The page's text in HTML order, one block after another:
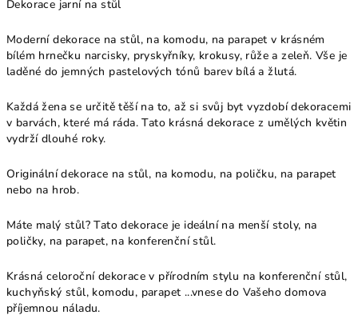
Dekorace jarní na stůl
Moderní dekorace na stůl, na komodu, na parapet v krásném
bílém hrnečku narcisky, pryskyřníky, krokusy, růže a zeleň. Vše je
laděné do jemných pastelových tónů barev bílá a žlutá.
Každá žena se určitě těší na to, až si svůj byt vyzdobí dekoracemi
v barvách, které má ráda. Tato krásná dekorace z umělých květin
vydrží dlouhé roky.
Originální dekorace na stůl, na komodu, na poličku, na parapet
nebo na hrob.
Máte malý stůl? Tato dekorace je ideální na menší stoly, na
poličky, na parapet, na konferenční stůl.
Krásná celoroční dekorace v přírodním stylu na konferenční stůl,
kuchyňský stůl, komodu, parapet ...vnese do Vašeho domova
příjemnou náladu.